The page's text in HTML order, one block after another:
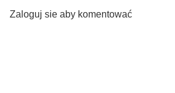
Zaloguj sie aby komentować